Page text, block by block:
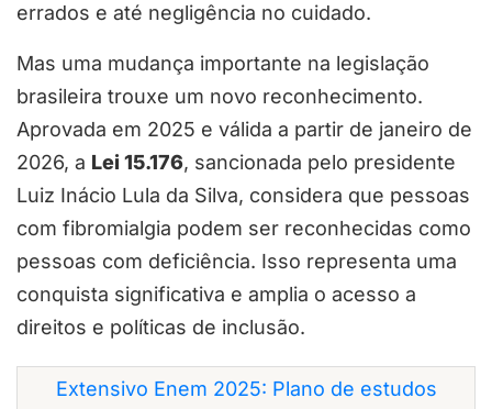
errados e até negligência no cuidado.
Mas uma mudança importante na legislação
brasileira trouxe um novo reconhecimento.
Aprovada em 2025 e válida a partir de janeiro de
2026, a Lei 15.176, sancionada pelo presidente
Luiz Inácio Lula da Silva, considera que pessoas
com fibromialgia podem ser reconhecidas como
pessoas com deficiência. Isso representa uma
conquista significativa e amplia o acesso a
direitos e políticas de inclusão.
Extensivo Enem 2025: Plano de estudos